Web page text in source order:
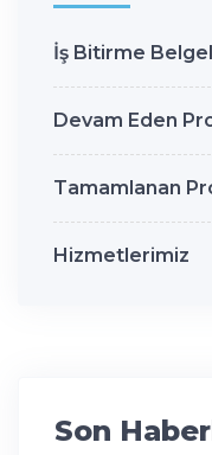
İş Bitirme
Devam Eden
Tamamlanan
Hizmetlerimiz
Son